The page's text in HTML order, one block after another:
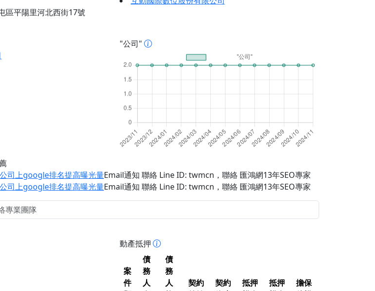
區平陽里河北西街17號
"公司"
公司上google排名提高曝光量Email通知 聯絡 Line ID: twmcn ，聯絡 匯鴻網13年SEO專家
公司上google排名提高曝光量Email通知 聯絡 Line ID: twmcn ，聯絡 匯鴻網13年SEO專家
動產抵押
案
件
債
務
人
債
務
人
契約
契約
抵押
抵押
擔保